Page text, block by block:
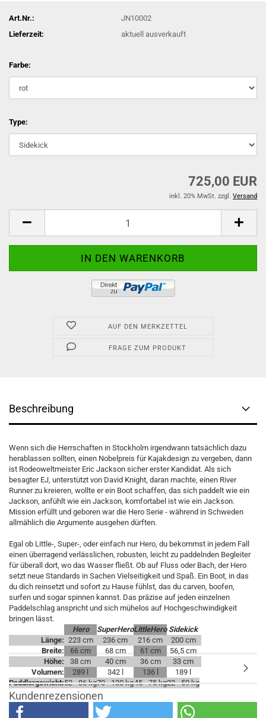
Art.Nr.:
JN10002
Lieferzeit:
aktuell ausverkauft
Farbe:
Type:
725,00 EUR
inkl. 20% MwSt. zzgl. Versand
AUF DEN MERKZETTEL
FRAGE ZUM PRODUKT
Beschreibung
Wenn sich die Herrschaften in Stockholm irgendwann tatsächlich dazu
herablassen sollten, einen Nobelpreis für Kajakdesign zu vergeben, dann
ist Rodeoweltmeister Eric Jackson sicher erster Kandidat. Als sich
besagter EJ, unterstützt von David Knight, daran machte, einen River
Runner zu kreieren, wollte er ein Boot schaffen, das sich paddelt wie ein
Jackson, anfühlt wie ein Jackson, komfortabel ist wie ein Jackson.
Mission erfüllt und geboren war die Hero Serie - während in Schweden
allmählich die Argumente ausgehen dürften.
Egal ob Little-, Super-, oder einfach nur Hero, du bekommst in jedem Fall
einen überragend verlässlichen, robusten, leicht zu paddelnden Begleiter
für überall dort, wo das Wasser fließt. Ob auf Fluss oder Bach, der Hero
setzt neue Standards in Sachen Vielseitigkeit und Spaß. Ein Boot, in das
du dich reinsetzt und sofort zu Hause fühlst, das du carven, boofen,
surfen und sogar spinnen kannst. Das präzise auf jeden einzelnen
Paddelschlag anspricht und sich mühelos auf Hochgeschwindigkeit
bringen lässt.
Hero
SuperHeroLittleHero Sidekick
Länge: 223 cm 236 cm 216 cm
200 cm
Breite:
66 cm 68 cm 61 cm
56,5 cm
Höhe:
38 cm 40 cm 36 cm
33 cm
Volumen:
289 l 342 l 136 l
189 l
Paddlergewicht:52 - 86 kg70 - 130 kg45 - 75 kg22 - 59 kg
Kundenrezensionen